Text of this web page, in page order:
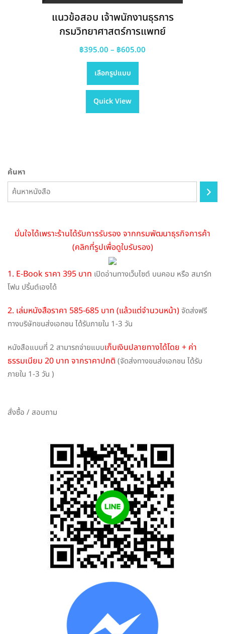
แนวข้อสอบ เจ้าพนักงานธุรการ
กรมวิทยาศาสตร์การแพทย์
฿395.00 – ฿605.00
เลือกรูปแบบ
This
has
variants.
chosen
page
Quick View
ค้นหา
มั่นใจได้เพราะร้านได้รับการรับรอง จากกรมพัฒนาธุรกิจการค้า
(คลิกที่รูปเพื่อดูใบรับรอง)
1. E-Book ราคา 395 บาท เปิดอ่านทางเว็บไซต์ บนคอม หรือ สมาร์ท
โฟน ปริ้นต์เองได้
2. เล่มหนังสือราคา 585-685 บาท (แล้วแต่จำนวนหน้า)จัดส่งฟรี
ทางบริษัทขนส่งเอกชน ได้รับภายใน 1-3 วัน
หนังสือแบบที่ 2 สามารถจ่ายแบบเก็บเงินปลายทางได้โดย + ค่า
ธรรมเนียม 20 บาท จากราคาปกติ (จัดส่งทางขนส่งเอกชน ได้รับ
ภายใน 1-3 วัน )
สั่งซื้อ / สอบถาม